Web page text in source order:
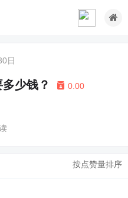
日
少钱？ 0.00
按点赞量排序